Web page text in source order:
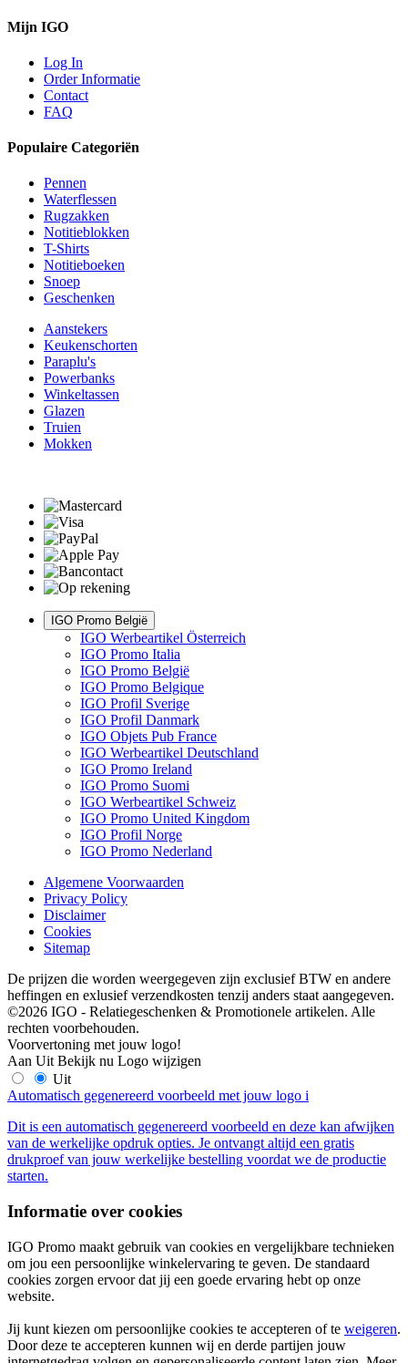
Mijn IGO
Log In
Order Informatie
Contact
FAQ
Populaire Categoriën
Pennen
Waterflessen
Rugzakken
Notitieblokken
T-Shirts
Notitieboeken
Snoep
Geschenken
Aanstekers
Keukenschorten
Paraplu's
Powerbanks
Winkeltassen
Glazen
Truien
Mokken
IGO Promo België
IGO Werbeartikel Österreich
IGO Promo Italia
IGO Promo België
IGO Promo Belgique
IGO Profil Sverige
IGO Profil Danmark
IGO Objets Pub France
IGO Werbeartikel Deutschland
IGO Promo Ireland
IGO Promo Suomi
IGO Werbeartikel Schweiz
IGO Promo United Kingdom
IGO Profil Norge
IGO Promo Nederland
Algemene Voorwaarden
Privacy Policy
Disclaimer
Cookies
Sitemap
De prijzen die worden weergegeven zijn exclusief BTW en andere
heffingen en exlusief verzendkosten tenzij anders staat aangegeven.
©2026 IGO - Relatiegeschenken & Promotionele artikelen. Alle
rechten voorbehouden.
Voorvertoning met jouw logo!
Aan Uit Bekijk nu Logo wijzigen
Uit
Automatisch gegenereerd voorbeeld met jouw logo i
Dit is een automatisch gegenereerd voorbeeld en deze kan afwijken
van de werkelijke opdruk opties. Je ontvangt altijd een gratis
drukproef van jouw werkelijke bestelling voordat we de productie
starten.
Informatie over cookies
IGO Promo maakt gebruik van cookies en vergelijkbare technieken
om jou een persoonlijke winkelervaring te geven. De standaard
cookies zorgen ervoor dat jij een goede ervaring hebt op onze
website.
Jij kunt kiezen om persoonlijke cookies te accepteren of te weigeren.
Door deze te accepteren kunnen wij en derde partijen jouw